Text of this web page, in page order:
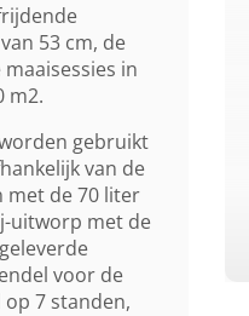
53 cm, de
in
m2.
gebruikt
van de
met de 70 liter
uitworp met de
voor de
7 standen,